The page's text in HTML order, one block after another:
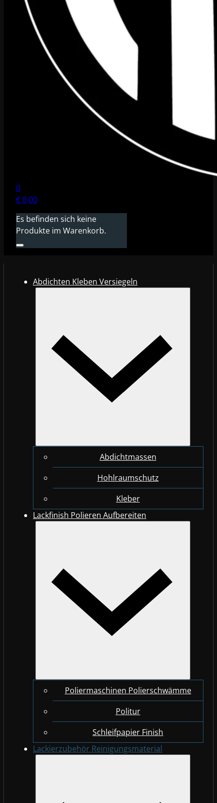
0
€0,00
Es befinden sich keine
Produkte im Warenkorb.
Abdichten Kleben Versiegeln
Abdichtmassen
Hohlraumschutz
Kleber
Lackfinish Polieren Aufbereiten
Poliermaschinen Polierschwämme
Politur
Schleifpapier Finish
Lackierzubehör Reinigungsmaterial